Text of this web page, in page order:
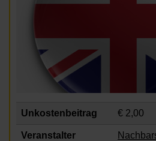
Unkostenbeitrag € 2,00
Veranstalter